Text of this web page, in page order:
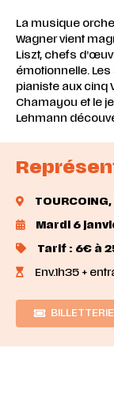
La musique
Wagner vient
Liszt, chefs
émotionnelle.
pianiste aux cinq
Chamayou et le
Lehmann
TOURCOING,
Mardi 6
Tarif : 6€ à
Env.1h35 +
BILLETTERIE